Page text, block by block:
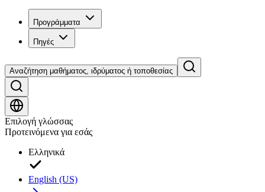
Προγράμματα
Πηγές
Αναζήτηση μαθήματος, ιδρύματος ή τοποθεσίας
Επιλογή γλώσσας
Προτεινόμενα για εσάς
Ελληνικά
English (US)